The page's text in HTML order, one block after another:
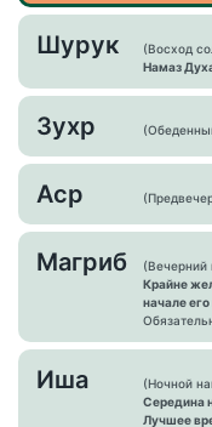
Шурук
(Восход
Намаз
Зухр
Аср
Магриб
(Вечерний
Крайне
начале
Иша
(Ночной
Середина
Лучшее